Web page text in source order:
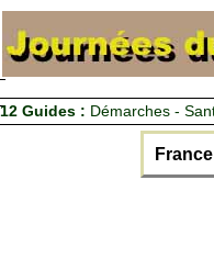
12 Guides : Démarches -
France